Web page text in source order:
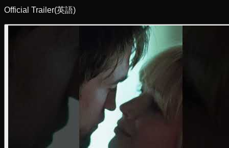
Official Trailer(英語)